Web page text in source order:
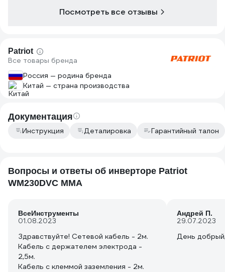
Посмотреть все отзывы
Patriot
Все товары бренда
Россия — родина бренда
Китай — страна производства
Документация
Инструкция Деталировка Гарантийный талон
Вопросы и ответы об инверторе Patriot
WM230DVC MMA
ВсеИнструменты
01.08.2023
Здравствуйте! Сетевой кабель - 2м.
Кабель с держателем электрода -
2,5м.
Кабель с клеммой заземления - 2м.
Андрей П.
29.07.2023
День